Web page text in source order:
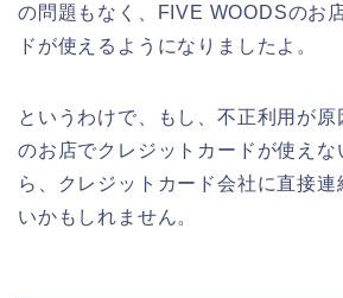
の問題もなく、FIVE WOODSのお
ドが使えるようになりましたよ。
というわけで、もし、不正利用が
のお店でクレジットカードが使えな
ら、クレジットカード会社に直接連
いかもしれません。